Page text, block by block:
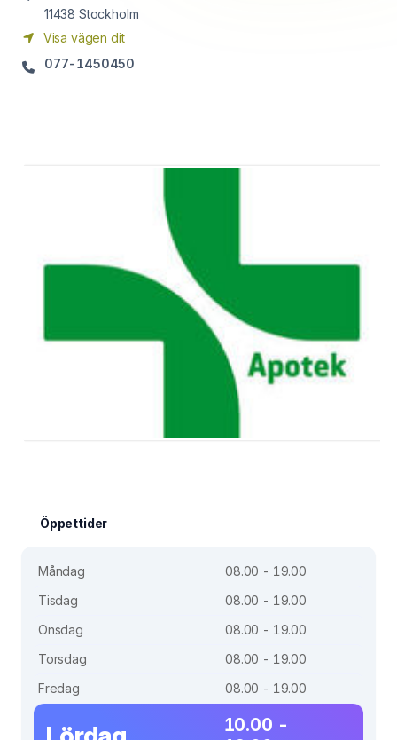
11438 Stockholm
Visa vägen dit
077-1450450
Öppettider
Måndag
08.00 - 19.00
Tisdag
08.00 - 19.00
Onsdag
08.00 - 19.00
Torsdag
08.00 - 19.00
Fredag
08.00 - 19.00
10.00 -